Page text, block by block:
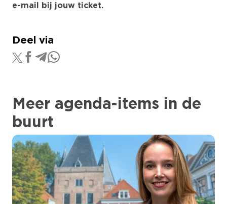
e-mail bij jouw ticket.
Deel via
Meer agenda-items in de
buurt